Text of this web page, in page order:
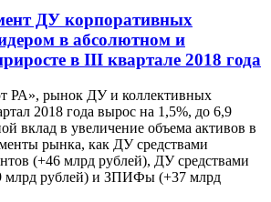
ДУ корпоративных
в абсолютном и
в III квартале 2018 года
РА», рынок ДУ и коллективных
2018 года вырос на 1,5%, до 6,9
вклад в увеличение объема активов в
рынка, как ДУ средствами
(+46 млрд рублей), ДУ средствами
млрд рублей) и ЗПИФы (+37 млрд